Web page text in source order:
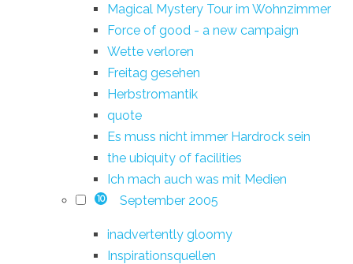
Magical Mystery Tour im Wohnzimmer
Force of good - a new campaign
Wette verloren
Freitag gesehen
Herbstromantik
quote
Es muss nicht immer Hardrock sein
the ubiquity of facilities
Ich mach auch was mit Medien
10 September 2005
inadvertently gloomy
Inspirationsquellen